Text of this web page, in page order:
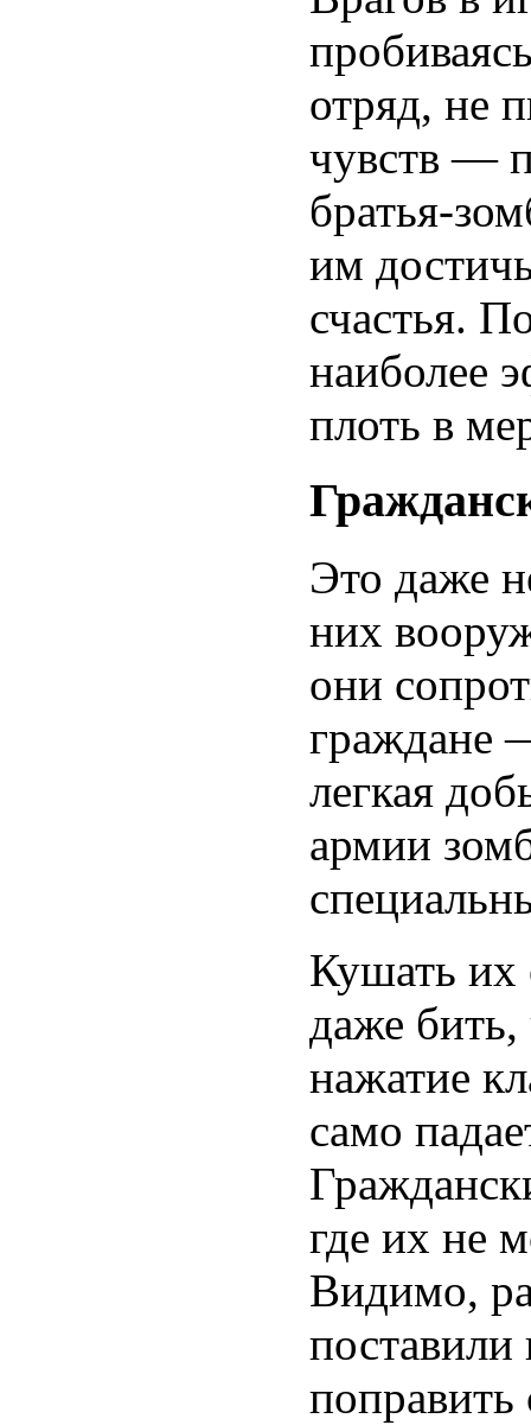
отряд, не
чувств —
братья-
им
счастья.
наиболее
плоть в
Это даже
них
они
граждане
легкая
армии
Кушать их
даже
нажатие
само
где их не
Видимо,
поправить